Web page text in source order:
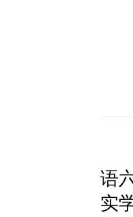
5
语
实